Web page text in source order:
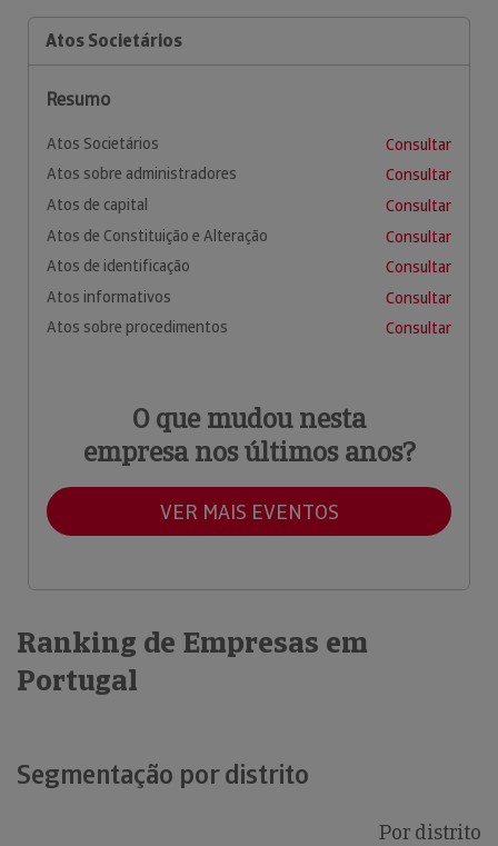
Atos Societários
Resumo
Atos Societários
Consultar
Atos sobre administradores
Consultar
Atos de capital
Consultar
Atos de Constituição e Alteração
Consultar
Atos de identificação
Consultar
Atos informativos
Consultar
Atos sobre procedimentos
Consultar
O que mudou nesta
empresa nos últimos anos?
VER MAIS EVENTOS
Ranking de Empresas em
Portugal
Segmentação por distrito
Por distrito